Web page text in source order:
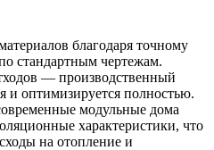
благодаря точному
стандартным чертежам.
— производственный
и оптимизируется полностью.
модульные дома
характеристики, что
на отопление и